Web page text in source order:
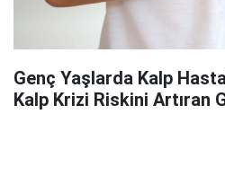
Genç Yaşlarda Kalp
Kalp Krizi Riskini Artıran